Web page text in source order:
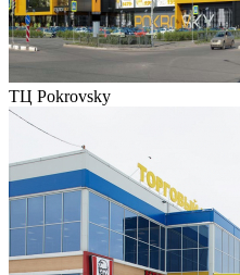
ТЦ Pokrovsky